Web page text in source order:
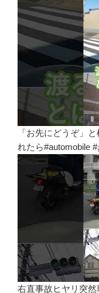
「お先にどうぞ」
れたら#automobile
右直事故ヒヤリ突